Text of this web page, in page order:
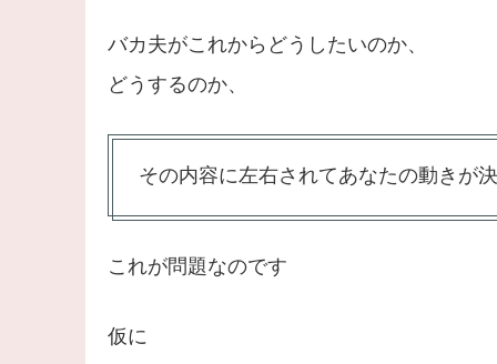
バカ夫がこれからどうしたいのか、
どうするのか、
その内容に左右されてあなたの動きが
これが問題なのです
仮に